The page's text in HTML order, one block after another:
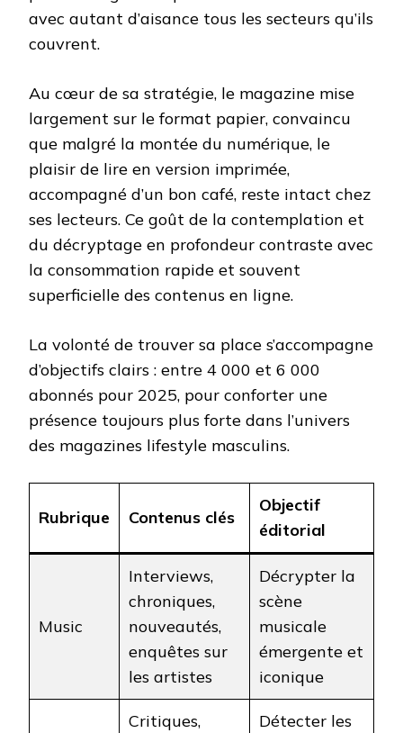
avec autant d’aisance tous les secteurs qu’ils
couvrent.
Au cœur de sa stratégie, le magazine mise
largement sur le format papier, convaincu
que malgré la montée du numérique, le
plaisir de lire en version imprimée,
accompagné d’un bon café, reste intact chez
ses lecteurs. Ce goût de la contemplation et
du décryptage en profondeur contraste avec
la consommation rapide et souvent
superficielle des contenus en ligne.
La volonté de trouver sa place s’accompagne
d’objectifs clairs : entre 4 000 et 6 000
abonnés pour 2025, pour conforter une
présence toujours plus forte dans l’univers
des magazines lifestyle masculins.
Rubrique Contenus clés
Objectif
éditorial
Music
Interviews,
chroniques,
nouveautés,
enquêtes sur
les artistes
Décrypter la
scène
musicale
émergente et
iconique
Critiques,
Détecter les